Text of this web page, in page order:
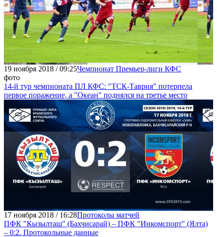
19 ноября 2018 / 09:25Чемпионат Премьер-лиги КФС
фото
14-й тур чемпионата ПЛ КФС: "ТСК-Таврия" потерпела
первое поражение, а "Океан" поднялся на третье место
17 ноября 2018 / 16:28Протоколы матчей
ПФК "Кызылташ" (Бахчисарай) – ПФК "Инкомспорт" (Ялта)
– 0:2. Протокольные данные